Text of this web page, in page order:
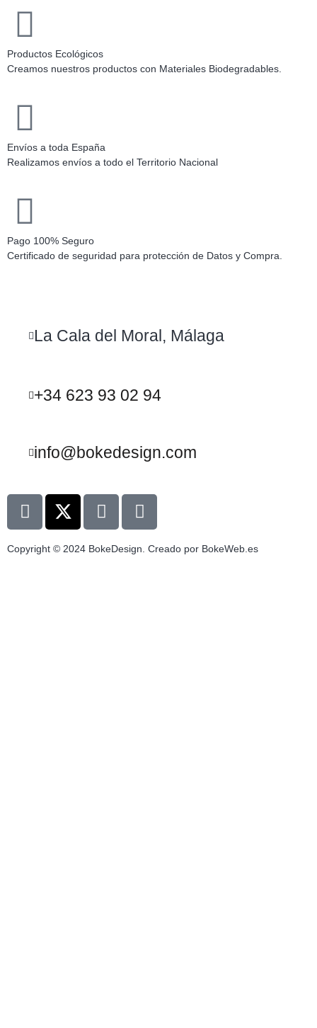
Productos Ecológicos
Creamos nuestros productos con Materiales Biodegradables.
Envíos a toda España
Realizamos envíos a todo el Territorio Nacional
Pago 100% Seguro
Certificado de seguridad para protección de Datos y Compra.
La Cala del Moral, Málaga
+34 623 93 02 94
info@bokedesign.com
Copyright © 2024 BokeDesign. Creado por BokeWeb.es